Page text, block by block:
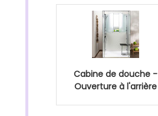
Cabine de douche -
Ouverture à l'arrière